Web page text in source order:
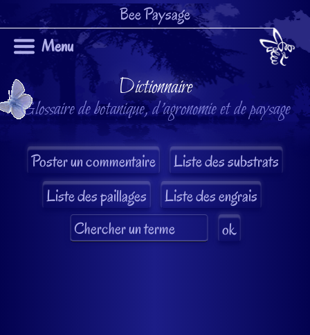
Bee Paysage
Menu
Dictionnaire
Glossaire de botanique, d'agronomie et de paysage
Liste des substrats
Liste des paillages
Liste des engrais